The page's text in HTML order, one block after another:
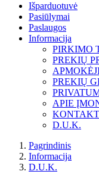
Išparduotuvė
Pasiūlymai
Paslaugos
Informacija
PIRKIMO
PREKIŲ
PREKIŲ
APIE
D.U.K.
Pagrindinis
Informacija
D.U.K.